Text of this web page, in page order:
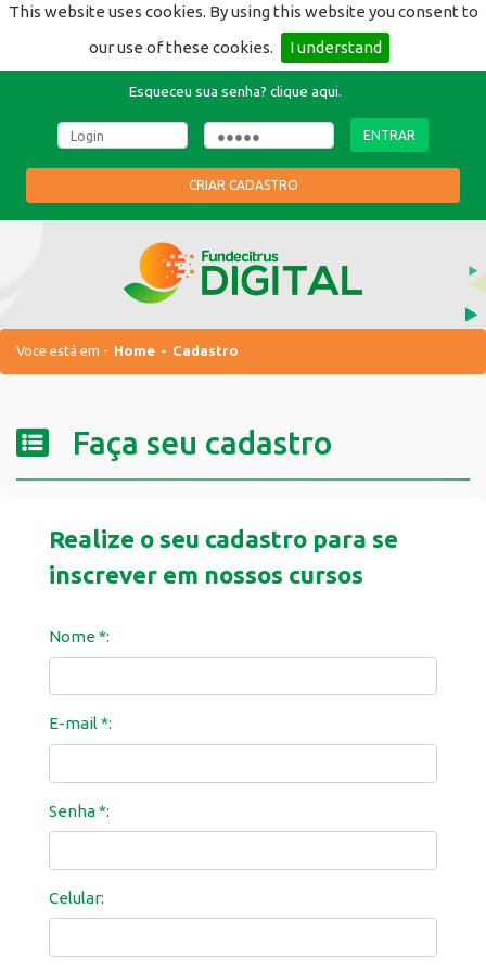
This website uses cookies. By using this website you consent to
our use of these cookies.
I understand
Esqueceu sua senha? clique aqui.
ENTRAR
CRIAR CADASTRO
Voce está em - Home Cadastro
Faça seu cadastro
Realize o seu cadastro para se
inscrever em nossos cursos
Nome *:
E-mail *:
Senha *:
Celular: